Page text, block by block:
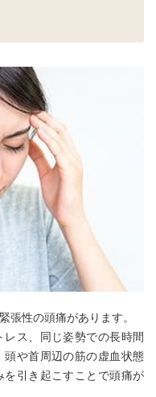
張性の頭痛があります。
ス、同じ姿勢での長時間
や首周辺の筋の虚血状態
引き起こすことで頭痛が